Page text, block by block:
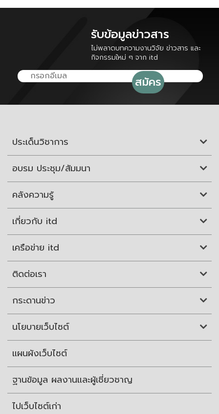
รับข้อมูลข่าวสาร
ไม่พลาดบทความงานวิจัย ข่าวสาร และ
กิจกรรมใหม่ ๆ จาก itd
ประเด็นวิชาการ
อบรม ประชุม/สัมมนา
คลังความรู้
เกี่ยวกับ itd
เครือข่าย itd
ติดต่อเรา
กระดานข่าว
นโยบายเว็บไซต์
แผนผังเว็บไซต์
ฐานข้อมูล ผลงานและผู้เชี่ยวชาญ
ไปเว็บไซต์เก่า